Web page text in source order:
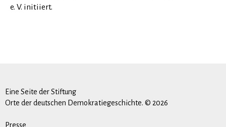
e. V. initiiert.
Eine Seite der Stiftung
Orte der deutschen Demokratiegeschichte. © 2026
Presse